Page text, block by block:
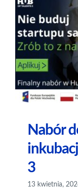
Nabór
3
13 kwietnia,